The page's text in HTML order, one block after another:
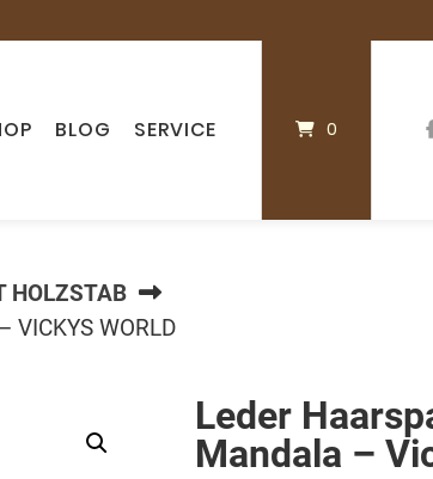
BLOG SERVICE 0
HOLZSTAB
VICKYS WORLD
Leder
Mandala –